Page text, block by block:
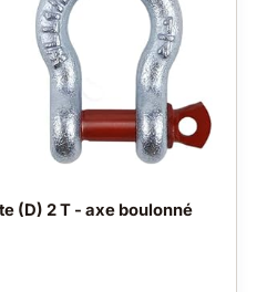
(D) 2 T - axe boulonné